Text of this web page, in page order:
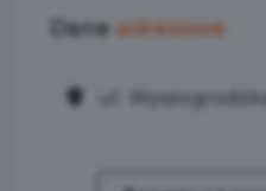
Dane adresowe
ul.